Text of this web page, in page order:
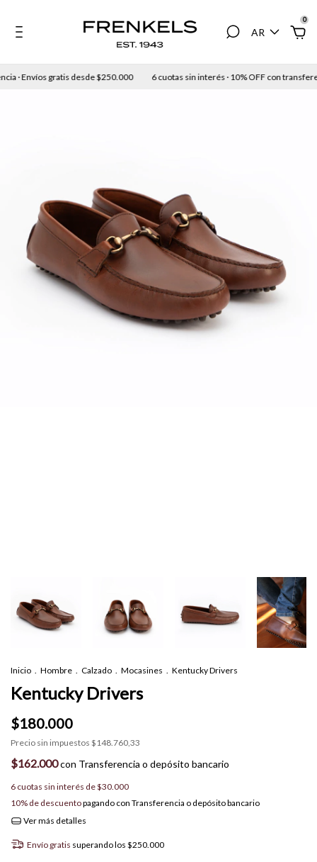
AR
0
· Envíos gratis desde $250.000 6 cuotas sin interés · 10% OFF con
Inicio . Hombre . Calzado . Mocasines . Kentucky Drivers
Kentucky Drivers
$180.000
Precio sin impuestos $148.760,33
$162.000con Transferencia o depósito bancario
6 cuotas sin interés de$30.000
10% de descuentopagando con Transferencia o depósito bancario
Ver más detalles
Envío gratis superando los $250.000